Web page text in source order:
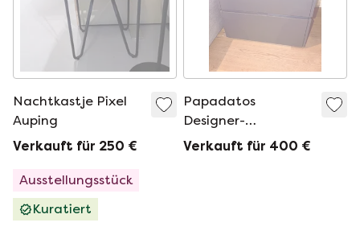
Nachtkastje Pixel
Auping
Verkauft für 250 €
Ausstellungsstück
Kuratiert
Papadatos
Designer-
Nachttische –
Verkauft für 400 €